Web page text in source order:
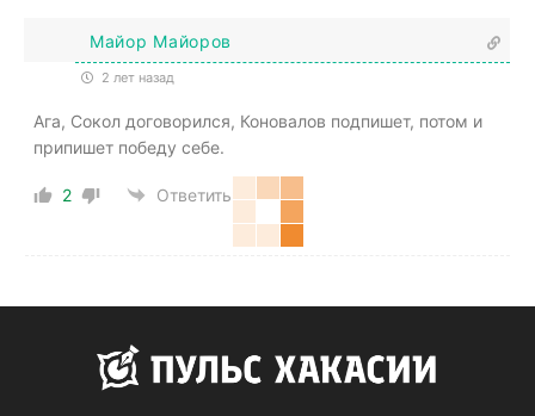
Майор Майоров
2 лет назад
Ага, Сокол договорился, Коновалов подпишет, потом и
припишет победу себе.
2 Ответить